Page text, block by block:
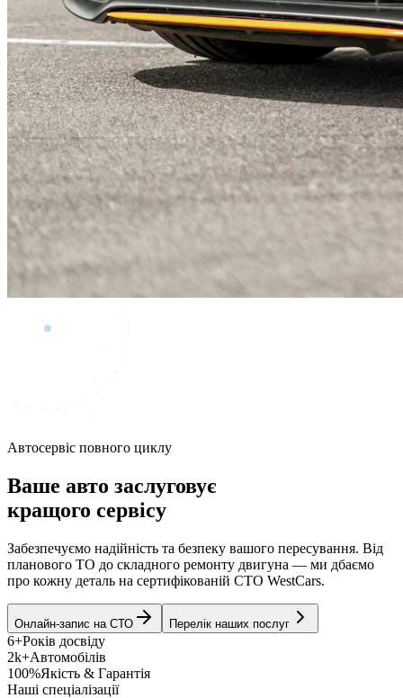
Автосервіс повного циклу
Ваше авто заслуговує
кращого сервісу
Забезпечуємо надійність та безпеку вашого пересування. Від
планового ТО до складного ремонту двигуна — ми дбаємо
про кожну деталь на сертифікованій СТО WestCars.
Онлайн-запис на СТО Перелік наших послуг
6+Років досвіду
2k+Автомобілів
100%Якість & Гарантія
Наші спеціалізації